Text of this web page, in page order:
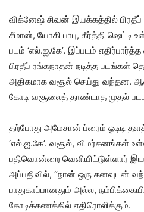
விக்னேஷ் சிவன் இயக்கத்தில்
சீமான், யோகி பாபு, கீர்த்தி ஷெட்டி
படம் ‘எல்.ஐ.கே’. இப்படம்
பிரதீப் ரங்கநாதன் நடித்த படங்கள்
அதிகமாக வசூல் செய்து வந்தன.
கோடி வசூலைத் தாண்டாத முதல்
தற்போது அமேசான் ப்ரைம் ஓடிடி
‘எல்.ஐ.கே’. வசூல், விமர்சனங்கள்
பதிவொன்றை வெளியிட்டுள்ளார்
அப்பதிவில், “நான் ஒரு கனவுடன்
பாதுகாப்பானதும் அல்ல,
கோடிக்கணக்கில் எதிரொலிக்கும்.